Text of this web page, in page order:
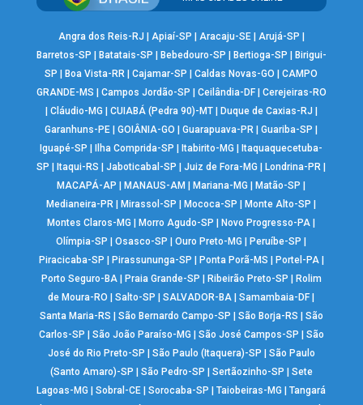
Angra dos Reis-RJ | Apiaí-SP | Aracaju-SE| Arujá-SP |
Barretos-SP | Batatais-SP | Bebedouro-SP | Bertioga-SP | Birigui-
SP |Boa Vista-RR |Cajamar-SP |Caldas Novas-GO |CAMPO
GRANDE-MS | Campos Jordão-SP | Ceilândia-DF| Cerejeiras-RO
| Cláudio-MG | CUIABÁ (Pedra 90)-MT| Duque de Caxias-RJ |
Garanhuns-PE |GOIÂNIA-GO |Guarapuava-PR |Guariba-SP |
Iguapé-SP |Ilha Comprida-SP |Itabirito-MG |Itaquaquecetuba-
SP |Itaqui-RS |Jaboticabal-SP |Juiz de Fora-MG |Londrina-PR |
MACAPÁ-AP |MANAUS-AM |Mariana-MG |Matão-SP |
Medianeira-PR |Mirassol-SP |Mococa-SP |Monte Alto-SP |
Montes Claros-MG |Morro Agudo-SP |Novo Progresso-PA |
Olímpia-SP |Osasco-SP |Ouro Preto-MG |Peruíbe-SP |
Piracicaba-SP | Pirassununga-SP | Ponta Porã-MS | Portel-PA|
Porto Seguro-BA| Praia Grande-SP | Ribeirão Preto-SP | Rolim
de Moura-RO |Salto-SP |SALVADOR-BA |Samambaia-DF |
Santa Maria-RS | São Bernardo Campo-SP | São Borja-RS | São
Carlos-SP | São João Paraíso-MG | São José Campos-SP | São
José do Rio Preto-SP | São Paulo (Itaquera)-SP | São Paulo
(Santo Amaro)-SP | São Pedro-SP | Sertãozinho-SP | Sete
Lagoas-MG |Sobral-CE |Sorocaba-SP |Taiobeiras-MG |Tangará